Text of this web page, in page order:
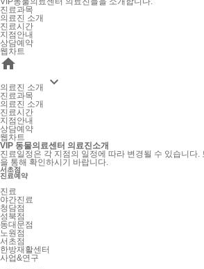
진료과목
의료진 소개
진료시간
지점안내
상담예약
웹차트

의료진 소개 
진료과목
의료진 소개
진료시간
지점안내
상담예약
웹차트
VIP 동물의료센터 의료진소개
진료일정은 각 지점의 일정에 따라 변경될 수 있습니다
을 통해 확인하시기 바랍니다.
서초점
진료예약
진료
야간진료
청담점
성북점
동대문점
노원점
서초점
한방재활센터
사업&연구